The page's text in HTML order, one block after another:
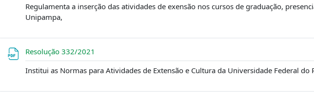
Regulamenta a inserção das atividades de exensão nos cursos de graduação,
Unipampa,
Resolução 332/2021
Institui as Normas para Atividades de Extensão e Cultura da Universidade Federal do